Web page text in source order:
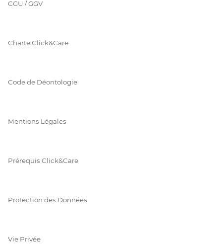
CGU / GGV
Charte Click&Care
Code de Déontologie
Mentions Légales
Prérequis Click&Care
Protection des Données
Vie Privée